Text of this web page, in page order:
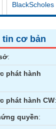
BlackScholes
tin cơ bản
:
phát hành
phát hành CW:
quyền: